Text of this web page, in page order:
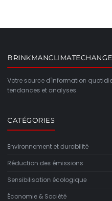
BRINKMANCLIMATECHANGE
Votre source d'information
tendances et analyses.
CATÉGORIES
Environnement et durabilité
Réduction des émissions
Sensibilisation écologique
Économie & Société